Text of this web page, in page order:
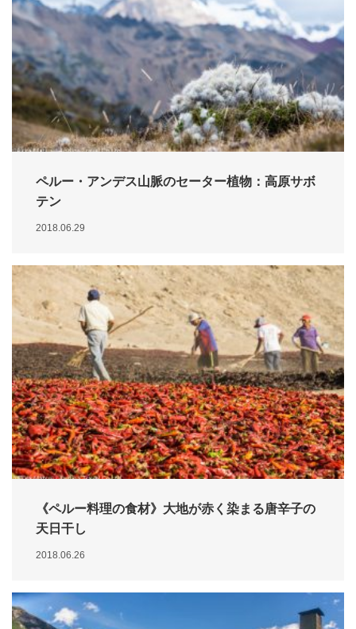
ペルー・アンデス山脈のセーター植物：高原サボ
テン
2018.06.29
《ペルー料理の食材》大地が赤く染まる唐辛子の
天日干し
2018.06.26